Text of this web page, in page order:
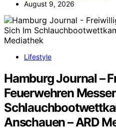
August 9, 2026
Lifestyle
Hamburg Journal –
Feuerwehren
Anschauen – ARD